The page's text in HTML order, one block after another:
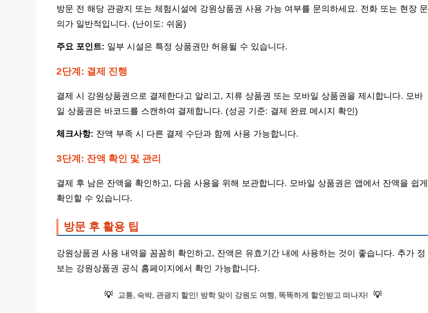
방문 전 해당 관광지 또는 체험시설에 강원상품권 사용 가능 여부를 문의하세요. 전화 또는 현장 문
의가 일반적입니다. (난이도: 쉬움)
주요 포인트: 일부 시설은 특정 상품권만 허용될 수 있습니다.
2단계: 결제 진행
결제 시 강원상품권으로 결제한다고 알리고, 지류 상품권 또는 모바일 상품권을 제시합니다. 모바
일 상품권은 바코드를 스캔하여 결제합니다. (성공 기준: 결제 완료 메시지 확인)
체크사항: 잔액 부족 시 다른 결제 수단과 함께 사용 가능합니다.
3단계: 잔액 확인 및 관리
결제 후 남은 잔액을 확인하고, 다음 사용을 위해 보관합니다. 모바일 상품권은 앱에서 잔액을 쉽게
확인할 수 있습니다.
방문 후 활용 팁
강원상품권 사용 내역을 꼼꼼히 확인하고, 잔액은 유효기간 내에 사용하는 것이 좋습니다. 추가 정
보는 강원상품권 공식 홈페이지에서 확인 가능합니다.
💡 교통, 숙박, 관광지 할인! 방학 맞이 강원도 여행, 똑똑하게 할인받고 떠나자! 💡